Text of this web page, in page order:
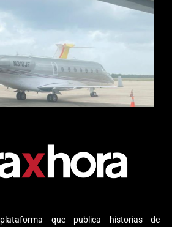
que publica historias de